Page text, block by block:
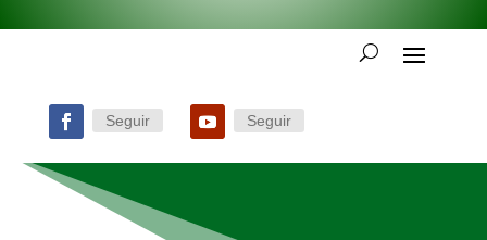
Seguir Seguir